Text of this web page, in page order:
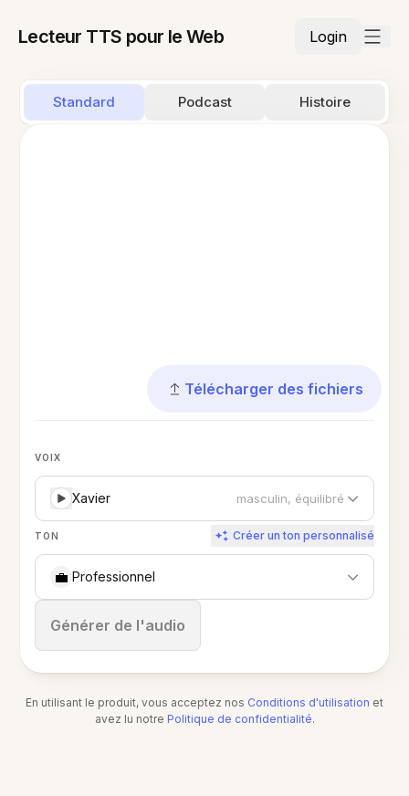
Lecteur TTS pour le Web Login
Standard Podcast Histoire
Télécharger des fichiers
VOIX
Xavier masculin, équilibré
TON Créer un ton personnalisé
💼 Professionnel
Générer de l'audio
Arrêter
En utilisant le produit, vous acceptez nos Conditions d'utilisation et
avez lu notre Politique de confidentialité.